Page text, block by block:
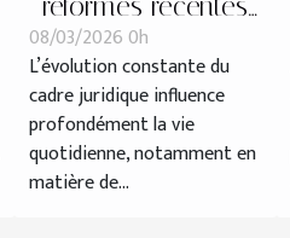
sur les procédures
de divorce
08/03/2026 0h
L’évolution constante du
cadre juridique influence
profondément la vie
quotidienne, notamment en
matière de...